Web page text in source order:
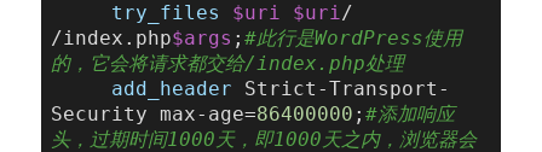
try_files
$uri $uri/
/index.php$args ;#此行是WordPress使用
的，它会将请求都交给/index.php处理
add_header Strict-Transport-
Security max-age=86400000 ;#添加响应
头，过期时间1000天，即1000天之内，浏览器会